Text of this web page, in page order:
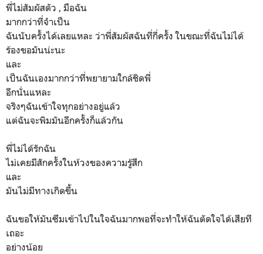
พี่ไม่สัมผัสตัว , มือฉัน
มากกว่าที่จำเป็น
ฉันนับครั้งได้เลยแหละ ว่าพี่สัมผัสฉันที่กี่ครั้ง ในขณะที่ฉันไม่ได้
ร้องขอมันน่ะนะ
และ
เป็นฉันเองมากกว่าที่พยายามใกล้ชิดพี่
อีกนั่นแหละ
จริงๆฉันเข้าใจทุกอย่างอยู่แล้ว
แต่ฉันจะพิมมันอีกครั้งก็แล้วกัน
พี่ไม่ได้รักฉัน
ไม่เคยมีสักครั้งในห้วงของความรู้สึก
และ
มันไม่มีทางเกิดขึ้น
ฉันขอให้มันซึมเข้าไปในใจฉันมากพอที่จะทำให้ฉันตัดใจได้เสียที
เถอะ
อย่างน้อย